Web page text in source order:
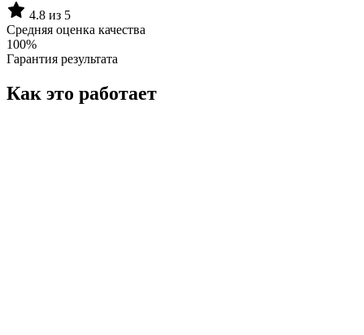
4.8 из 5
Средняя оценка качества
100%
Гарантия результата
Как это работает